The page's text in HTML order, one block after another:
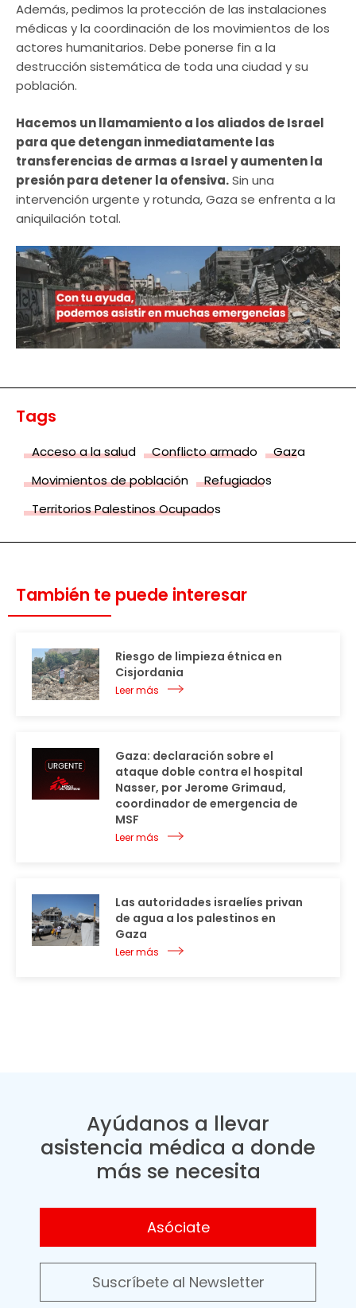
Además, pedimos la protección de las instalaciones
médicas y la coordinación de los movimientos de los
actores humanitarios. Debe ponerse fin a la
destrucción sistemática de toda una ciudad y su
población.
Hacemos un llamamiento a los aliados de Israel
para que detengan inmediatamente las
transferencias de armas a Israel y aumenten la
presión para detener la ofensiva.Sin una
intervención urgente y rotunda, Gaza se enfrenta a la
aniquilación total.
Tags
Acceso a la salud Conflicto armado
Gaza
Movimientos de población
Refugiados
Territorios Palestinos Ocupados
También te puede interesar
Riesgo de limpieza étnica en
Cisjordania
Leer más
Gaza: declaración sobre el
ataque doble contra el hospital
Nasser, por Jerome Grimaud,
coordinador de emergencia de
MSF
Leer más
Las autoridades israelíes privan
de agua a los palestinos en
Gaza
Leer más
Ayúdanos a llevar
asistencia médica a donde
más se necesita
Asóciate
Suscríbete al Newsletter